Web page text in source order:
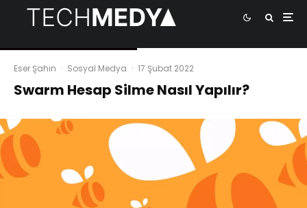
Eser Şahin · Sosyal Medya · 17 Şubat 2022
Swarm Hesap Silme Nasıl Yapılır?